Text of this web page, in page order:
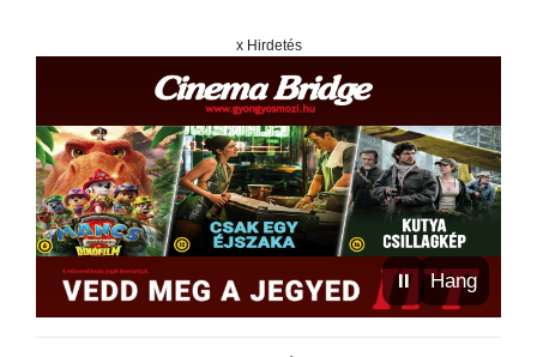
x Hirdetés
⏸ Hang